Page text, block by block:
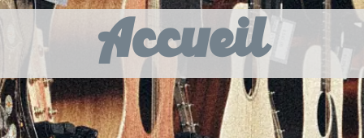
Accueil